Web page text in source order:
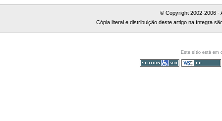
© Copyright 2002-2006 -
Cópia literal e distribuição deste artigo na íntegra
Este sítio está em